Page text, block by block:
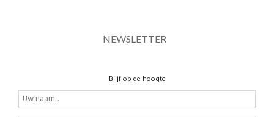
NEWSLETTER
Blijf op de hoogte